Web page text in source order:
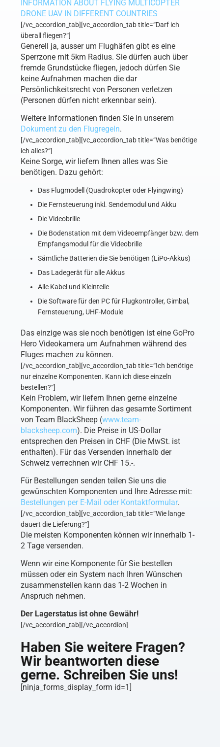
INFORMATION ABOUT FLYING MULTICOPTER
DRONE UAV IN DIFFERENT COUNTRIES
[/vc_accordion_tab][vc_accordion_tab title=“Darf ich
überall fliegen?“]
Generell ja, ausser um Flughäfen gibt es eine
Sperrzone mit 5km Radius. Sie dürfen auch über
fremde Grundstücke fliegen, jedoch dürfen Sie
keine Aufnahmen machen die dar
Persönlichkeitsrecht von Personen verletzen
(Personen dürfen nicht erkennbar sein).
Weitere Informationen finden Sie in unserem
Dokument zu den Flugregeln.
[/vc_accordion_tab][vc_accordion_tab title=“Was benötige
ich alles?“]
Keine Sorge, wir liefern Ihnen alles was Sie
benötigen. Dazu gehört:
Das Flugmodell (Quadrokopter oder Flyingwing)
Die Fernsteuerung inkl. Sendemodul und Akku
Die Videobrille
Die Bodenstation mit dem Videoempfänger bzw. dem
Empfangsmodul für die Videobrille
Sämtliche Batterien die Sie benötigen (LiPo-Akkus)
Das Ladegerät für alle Akkus
Alle Kabel und Kleinteile
Die Software für den PC für Flugkontroller, Gimbal,
Fernsteuerung, UHF-Module
Das einzige was sie noch benötigen ist eine GoPro
Hero Videokamera um Aufnahmen während des
Fluges machen zu können.
[/vc_accordion_tab][vc_accordion_tab title=“Ich benötige
nur einzelne Komponenten. Kann ich diese einzeln
bestellen?“]
Kein Problem, wir liefern Ihnen gerne einzelne
Komponenten. Wir führen das gesamte Sortiment
von Team BlackSheep (www.team-
blacksheep.com). Die Preise in US-Dollar
entsprechen den Preisen in CHF (Die MwSt. ist
enthalten). Für das Versenden innerhalb der
Schweiz verrechnen wir CHF 15.-.
Für Bestellungen senden teilen Sie uns die
gewünschten Komponenten und Ihre Adresse mit:
Bestellungen per E-Mail oder Kontaktformular.
[/vc_accordion_tab][vc_accordion_tab title=“Wie lange
dauert die Lieferung?“]
Die meisten Komponenten können wir innerhalb 1-
2 Tage versenden.
Wenn wir eine Komponente für Sie bestellen
müssen oder ein System nach Ihren Wünschen
zusammenstellen kann das 1-2 Wochen in
Anspruch nehmen.
Der Lagerstatus ist ohne Gewähr!
[/vc_accordion_tab][/vc_accordion]
Haben Sie weitere Fragen?
Wir beantworten diese
gerne. Schreiben Sie uns!
[ninja_forms_display_form id=1]